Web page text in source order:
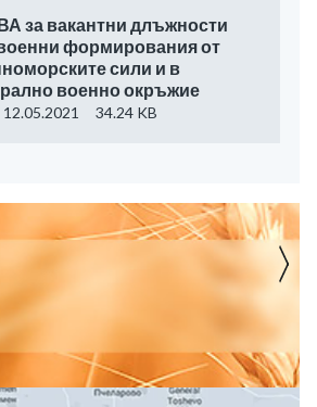
за вакантни длъжности
формирования от
сили и в
военно окръжие
34.24 KB